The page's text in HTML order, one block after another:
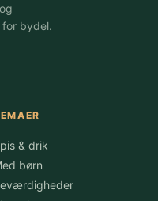
bydel.
& drik
børn